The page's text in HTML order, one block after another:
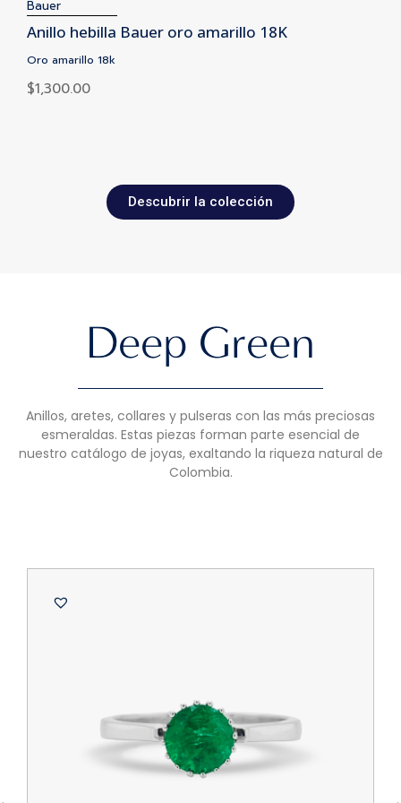
Bauer
Anillo hebilla Bauer oro amarillo 18K
Oro amarillo 18k
$1,300.00
Descubrir la colección
Deep Green
Anillos, aretes, collares y pulseras con las más preciosas
esmeraldas. Estas piezas forman parte esencial de
nuestro catálogo de joyas, exaltando la riqueza natural de
Colombia.